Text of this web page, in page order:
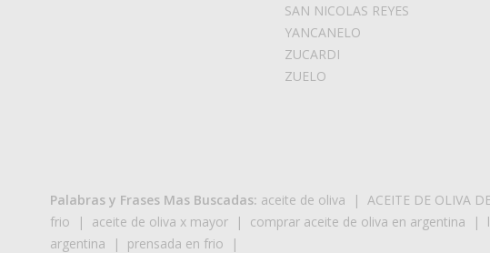
SAN NICOLAS REYES
YANCANELO
ZUCARDI
ZUELO
Palabras y Frases Mas Buscadas: aceite de oliva | ACEITE DE OLIVA
frio | aceite de oliva x mayor | comprar aceite de oliva en argentina |
argentina | prensada en frio |